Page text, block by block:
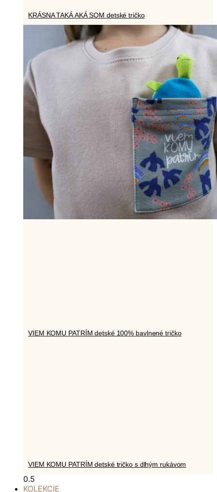
KRÁSNA TAKÁ AKÁ SOM detské tričko
VIEM KOMU PATRÍM detské 100% bavlnené tričko
VIEM KOMU PATRÍM detské tričko s dlhým rukávom
KOLEKCIE